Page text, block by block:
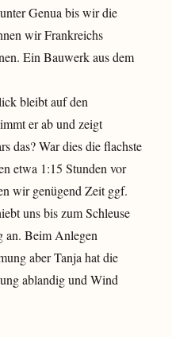
Genua bis wir die
wir Frankreichs
Ein Bauwerk aus dem
bleibt auf den
er ab und zeigt
das? War dies die flachste
etwa 1:15 Stunden vor
wir genügend Zeit ggf.
uns bis zum Schleuse
an. Beim Anlegen
aber Tanja hat die
ablandig und Wind